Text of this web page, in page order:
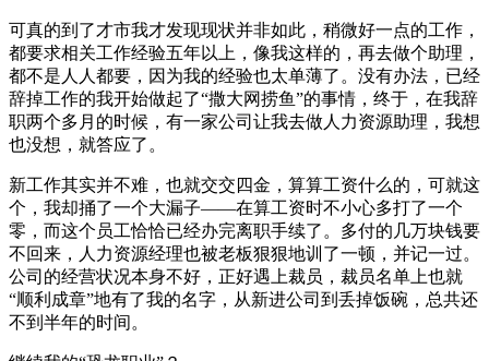
可真的到了才市我才发现现状并非如此，稍微好一点的工作，
都要求相关工作经验五年以上，像我这样的，再去做个助理，
都不是人人都要，因为我的经验也太单薄了。没有办法，已经
辞掉工作的我开始做起了“撒大网捞鱼”的事情，终于，在我辞
职两个多月的时候，有一家公司让我去做人力资源助理，我想
也没想，就答应了。
新工作其实并不难，也就交交四金，算算工资什么的，可就这
个，我却捅了一个大漏子——在算工资时不小心多打了一个
零，而这个员工恰恰已经办完离职手续了。多付的几万块钱要
不回来，人力资源经理也被老板狠狠地训了一顿，并记一过。
公司的经营状况本身不好，正好遇上裁员，裁员名单上也就
“顺利成章”地有了我的名字，从新进公司到丢掉饭碗，总共还
不到半年的时间。